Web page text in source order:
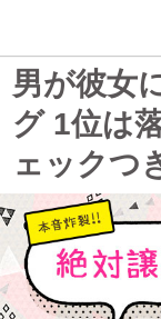
男が彼女
グ 1位は
ェックつ